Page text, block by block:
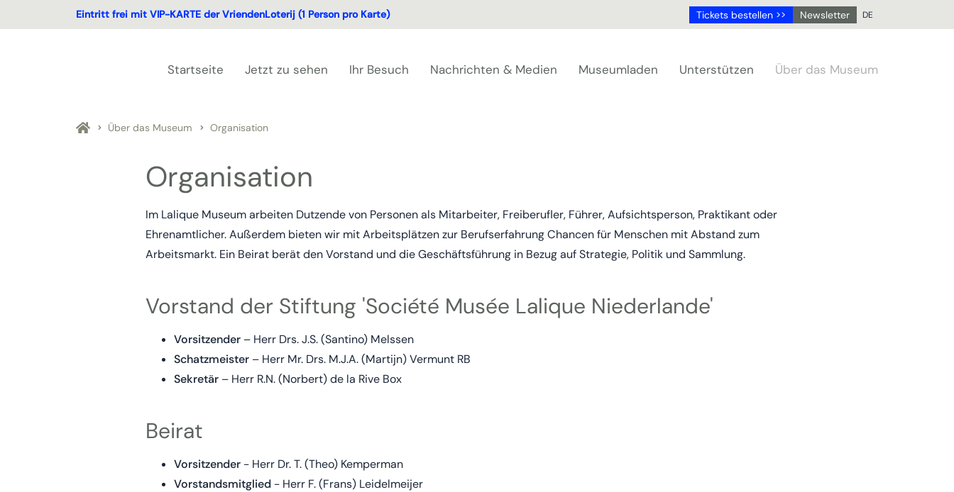
Eintritt frei mit VIP-KARTE der VriendenLoterij (1 Person pro Karte) Tickets bestellen >> Newsletter DE
EN
Startseite Jetzt zu sehen Ihr Besuch Nachrichten & Medien Museumladen Unterstützen Über das Museum
Über das Museum Organisation
Organisation
Im Lalique Museum arbeiten Dutzende von Personen als Mitarbeiter, Freiberufler, Führer, Aufsichtsperson, Praktikant oder
Ehrenamtlicher. Außerdem bieten wir mit Arbeitsplätzen zur Berufserfahrung Chancen für Menschen mit Abstand zum
Arbeitsmarkt. Ein Beirat berät den Vorstand und die Geschäftsführung in Bezug auf Strategie, Politik und Sammlung.
Vorstand der Stiftung 'Société Musée Lalique Niederlande'
Vorsitzender– Herr Drs. J.S. (Santino) Melssen
Schatzmeister– Herr Mr. Drs. M.J.A. (Martijn) Vermunt RB
Sekretär– Herr R.N. (Norbert) de la Rive Box
Beirat
Vorsitzender- Herr Dr. T. (Theo) Kemperman
Vorstandsmitglied- Herr F. (Frans) Leidelmeijer